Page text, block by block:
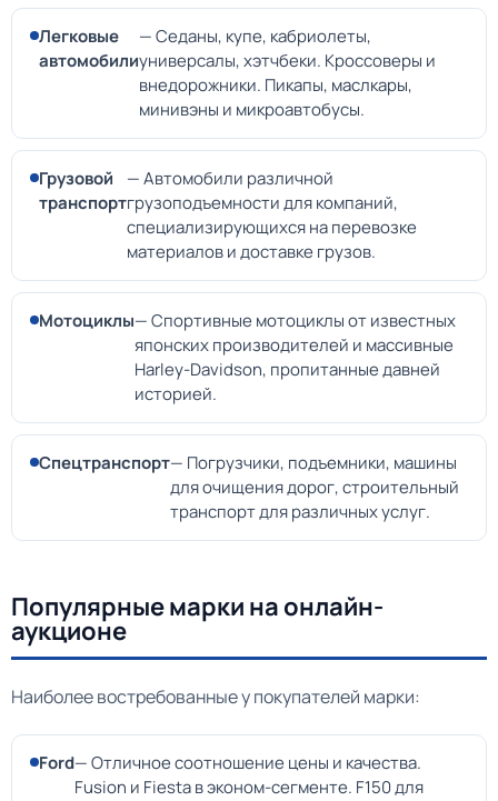
Легковые
автомобили
— Седаны, купе, кабриолеты,
универсалы, хэтчбеки. Кроссоверы и
внедорожники. Пикапы, маслкары,
минивэны и микроавтобусы.
Грузовой
транспорт
— Автомобили различной
грузоподъемности для компаний,
специализирующихся на перевозке
материалов и доставке грузов.
Мотоциклы— Спортивные мотоциклы от известных
японских производителей и массивные
Harley-Davidson, пропитанные давней
историей.
Спецтранспорт— Погрузчики, подъемники, машины
для очищения дорог, строительный
транспорт для различных услуг.
Популярные марки на онлайн-
аукционе
Наиболее востребованные у покупателей марки:
Ford— Отличное соотношение цены и качества.
Fusion и Fiesta в эконом-сегменте. F150 для